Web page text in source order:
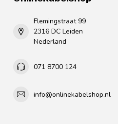
Flemingstraat 99
2316 DC Leiden
Nederland
071 8700 124
info@onlinekabelshop.nl